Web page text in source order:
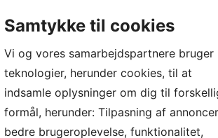
med*
Samtykke til cookies
Vi og vores samarbejdspartnere bruger
teknologier, herunder cookies, til at
indsamle oplysninger om dig til
formål, herunder: Tilpasning af
bedre brugeroplevelse, funktionalitet,